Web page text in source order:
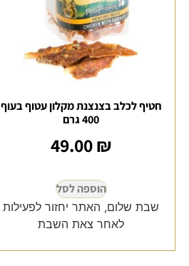
חטיף לכלב בצנצנת מקלון עטוף בעוף
400 גרם
49.00₪
הוספה לסל
שבת שלום, האתר יחזור לפעילות
לאחר צאת השבת